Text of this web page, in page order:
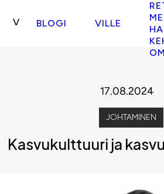
BLOGI VILLE
17.08.2024
JOHTAMINEN
Kasvukulttuuri ja